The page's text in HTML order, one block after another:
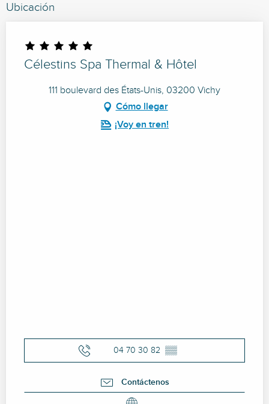
Ubicación
Célestins Spa Thermal & Hôtel
111 boulevard des États-Unis, 03200 Vichy
Cómo llegar
¡Voy en tren!
04 70 30 82 ▒▒
Contáctenos